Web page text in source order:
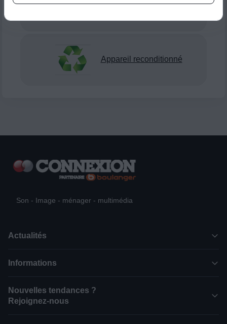
Objets connectés
Appareil reconditionné
Son - Image - ménager - multimédia
Actualités
Informations
Nouvelles tendances ?
Rejoignez-nous